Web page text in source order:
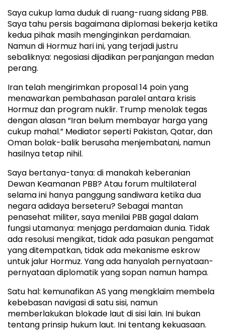
Saya cukup lama duduk di ruang-ruang sidang PBB.
Saya tahu persis bagaimana diplomasi bekerja ketika
kedua pihak masih menginginkan perdamaian.
Namun di Hormuz hari ini, yang terjadi justru
sebaliknya: negosiasi dijadikan perpanjangan medan
perang.
Iran telah mengirimkan proposal 14 poin yang
menawarkan pembahasan paralel antara krisis
Hormuz dan program nuklir. Trump menolak tegas
dengan alasan “Iran belum membayar harga yang
cukup mahal.” Mediator seperti Pakistan, Qatar, dan
Oman bolak-balik berusaha menjembatani, namun
hasilnya tetap nihil.
Saya bertanya-tanya: di manakah keberanian
Dewan Keamanan PBB? Atau forum multilateral
selama ini hanya panggung sandiwara ketika dua
negara adidaya berseteru? Sebagai mantan
penasehat militer, saya menilai PBB gagal dalam
fungsi utamanya: menjaga perdamaian dunia. Tidak
ada resolusi mengikat, tidak ada pasukan pengamat
yang ditempatkan, tidak ada mekanisme eskrow
untuk jalur Hormuz. Yang ada hanyalah pernyataan-
pernyataan diplomatik yang sopan namun hampa.
Satu hal: kemunafikan AS yang mengklaim membela
kebebasan navigasi di satu sisi, namun
memberlakukan blokade laut di sisi lain. Ini bukan
tentang prinsip hukum laut. Ini tentang kekuasaan.